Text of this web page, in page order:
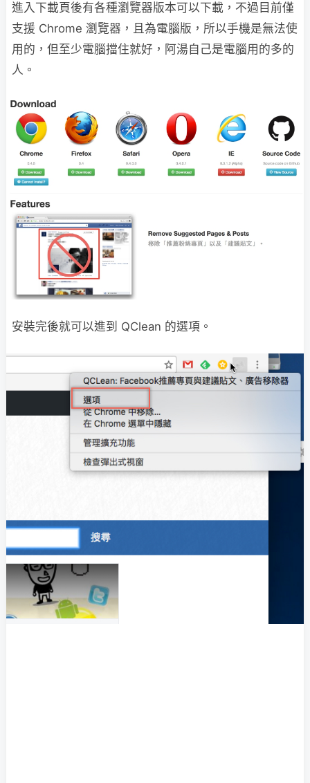
進入下載頁後有各種瀏覽器版本可以下載，不過目前僅
支援 Chrome 瀏覽器，且為電腦版，所以手機是無法使
用的，但至少電腦擋住就好，阿湯自己是電腦用的多的
人。
安裝完後就可以進到 QClean 的選項。